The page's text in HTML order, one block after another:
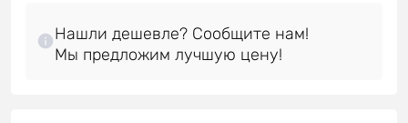
Нашли дешевле? Сообщите нам!